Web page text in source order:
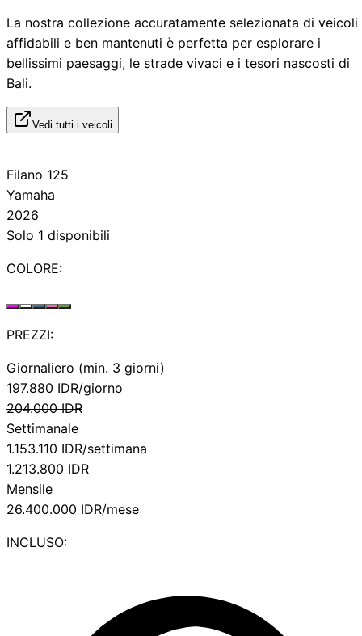
La nostra collezione accuratamente selezionata di veicoli
affidabili e ben mantenuti è perfetta per esplorare i
bellissimi paesaggi, le strade vivaci e i tesori nascosti di
Bali.
Vedi tutti i veicoli
Filano 125
Yamaha
2026
Solo 1 disponibili
COLORE:
PREZZI:
Giornaliero (min. 3 giorni)
197.880 IDR/giorno
204.000 IDR
Settimanale
1.153.110 IDR/settimana
1.213.800 IDR
Mensile
26.400.000 IDR/mese
INCLUSO: